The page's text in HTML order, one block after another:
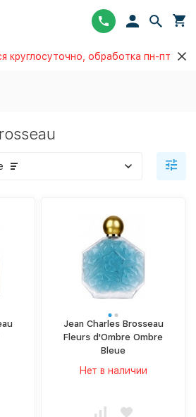
круглосуточно, обработка пн-пт
Jean Charles Brosseau
Fleurs d'Ombre Ombre
Bleue
Нет в наличии